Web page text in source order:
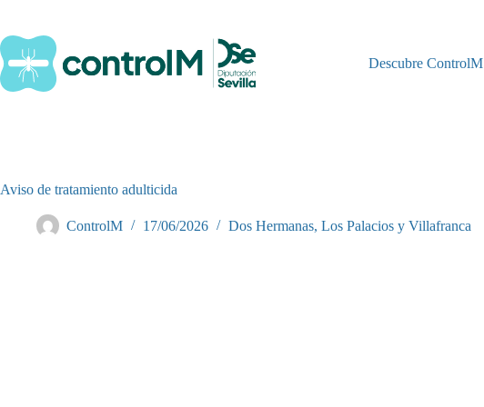
contenido
Descubre ControlM
Aviso de tratamiento adulticida
ControlM 17/06/2026 Dos Hermanas, Los Palacios y Villafranca